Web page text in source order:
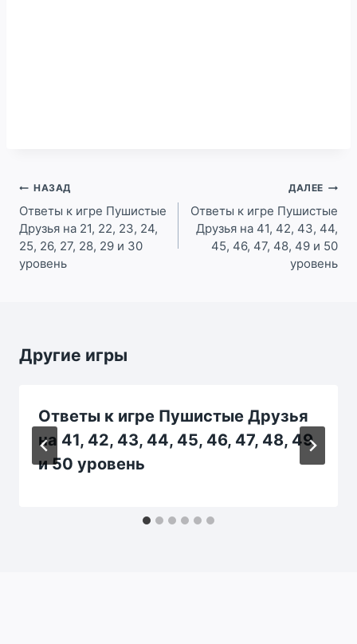
Навигация
по
записям
НАЗАД
Ответы к игре Пушистые
Друзья на 21, 22, 23, 24,
25, 26, 27, 28, 29 и 30
уровень
ДАЛЕЕ
Ответы к игре Пушистые
Друзья на 41, 42, 43, 44,
45, 46, 47, 48, 49 и 50
уровень
Другие игры
Ответы к игре Пушистые Друзья
на 41, 42, 43, 44, 45, 46, 47, 48, 49
и 50 уровень